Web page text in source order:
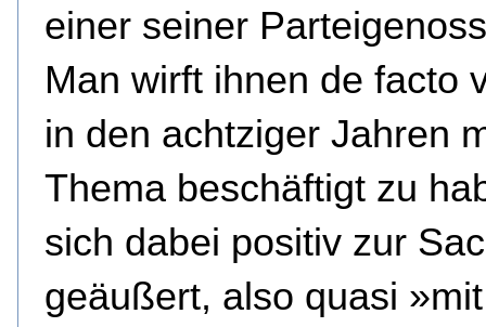
einer seiner
Man wirft ihnen de facto
in den achtziger Jahren
Thema beschäftigt zu
sich dabei positiv zur
geäußert, also quasi »mit